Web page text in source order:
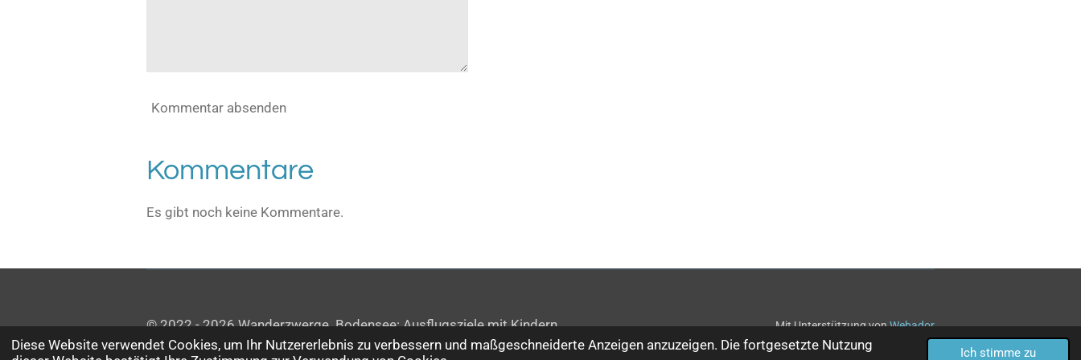
Diese Website verwendet Cookies, um Ihr Nutzererlebnis zu verbessern und maßgeschneiderte Anzeigen anzuzeigen. Die fortgesetzte Nutzung
Ich stimme zu
Kommentar absenden
Kommentare
Es gibt noch keine Kommentare.
© 2022 - 2026 Wanderzwerge_Bodensee: Ausflugsziele mit Kindern Mit Unterstützung vonWebador